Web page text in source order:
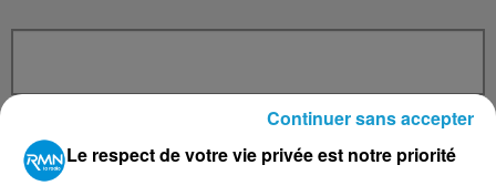
Le respect de votre vie privée est notre priorité
Continuer sans accepter